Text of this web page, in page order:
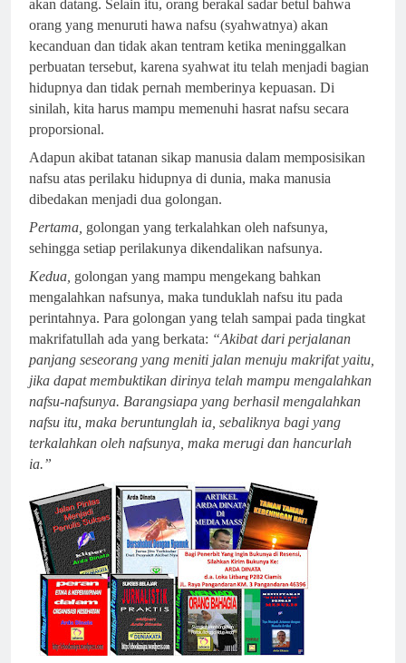
akan datang. Selain itu, orang berakal sadar betul bahwa
orang yang menuruti hawa nafsu (syahwatnya) akan
kecanduan dan tidak akan tentram ketika meninggalkan
perbuatan tersebut, karena syahwat itu telah menjadi bagian
hidupnya dan tidak pernah memberinya kepuasan. Di
sinilah, kita harus mampu memenuhi hasrat nafsu secara
proporsional.
Adapun akibat tatanan sikap manusia dalam memposisikan
nafsu atas perilaku hidupnya di dunia, maka manusia
dibedakan menjadi dua golongan.
Pertama, golongan yang terkalahkan oleh nafsunya,
sehingga setiap perilakunya dikendalikan nafsunya.
Kedua, golongan yang mampu mengekang bahkan
mengalahkan nafsunya, maka tunduklah nafsu itu pada
perintahnya. Para golongan yang telah sampai pada tingkat
makrifatullah ada yang berkata: “Akibat dari perjalanan
panjang seseorang yang meniti jalan menuju makrifat yaitu,
jika dapat membuktikan dirinya telah mampu mengalahkan
nafsu-nafsunya. Barangsiapa yang berhasil mengalahkan
nafsu itu, maka beruntunglah ia, sebaliknya bagi yang
terkalahkan oleh nafsunya, maka merugi dan hancurlah
ia.”